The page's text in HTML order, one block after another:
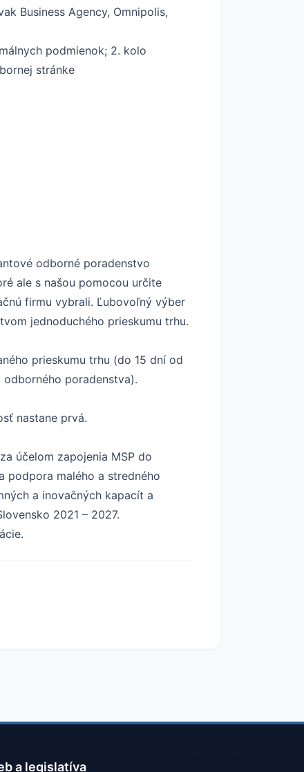
Business Agency, Omnipolis,
podmienok; 2. kolo
stránke
odborné poradenstvo
ale s našou pomocou určite
firmu vybrali. Ľubovoľný výber
jednoduchého prieskumu trhu.
prieskumu trhu (do 15 dní od
poradenstva).
nastane prvá.
účelom zapojenia MSP do
podpora malého a stredného
a inovačných kapacít a
2021 – 2027.
a legislatíva